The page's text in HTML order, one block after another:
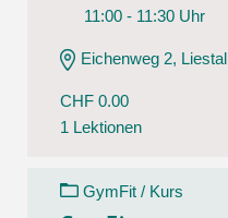
11:00 - 11:30 Uhr
Eichenweg 2, Liestal
CHF 0.00
1 Lektionen
GymFit / Kurs